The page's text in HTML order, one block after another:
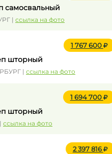
самосвальный
| ссылка на фото
1 767 600
шторный
| ссылка на фото
1 694 700
шторный
ссылка на фото
2 397 816